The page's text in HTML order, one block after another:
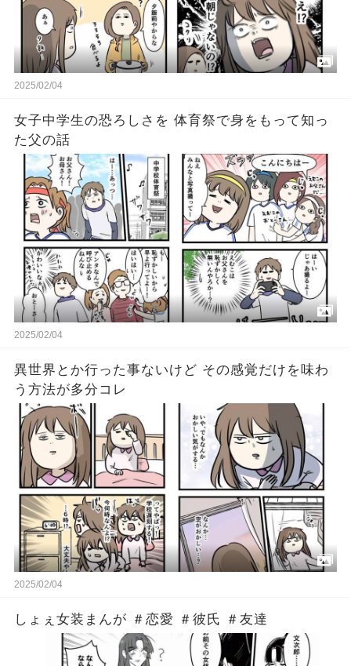
2025/02/04
女子中学生の恐ろしさを 体育祭で身をもって知っ
た父の話
2025/02/04
異世界とか行った事ないけど その感覚だけを味わ
う方法が多分コレ
2025/02/04
しょぇ女装まんが ＃恋愛 ＃彼氏 ＃友達